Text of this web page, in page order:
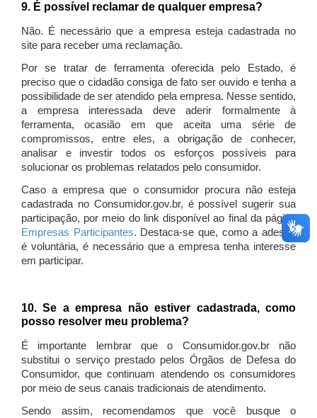
9. É possível reclamar de qualquer empresa?
Não. É necessário que a empresa esteja cadastrada no
site para receber uma reclamação.
Por se tratar de ferramenta oferecida pelo Estado, é
preciso que o cidadão consiga de fato ser ouvido e tenha a
possibilidade de ser atendido pela empresa. Nesse sentido,
a empresa interessada deve aderir formalmente à
ferramenta, ocasião em que aceita uma série de
compromissos, entre eles, a obrigação de conhecer,
analisar e investir todos os esforços possíveis para
solucionar os problemas relatados pelo consumidor.
Caso a empresa que o consumidor procura não esteja
cadastrada no Consumidor.gov.br, é possível sugerir sua
participação, por meio do link disponível ao final da página
Empresas Participantes. Destaca-se que, como a adesão
é voluntária, é necessário que a empresa tenha interesse
em participar.
10. Se a empresa não estiver cadastrada, como
posso resolver meu problema?
É importante lembrar que o Consumidor.gov.br não
substitui o serviço prestado pelos Órgãos de Defesa do
Consumidor, que continuam atendendo os consumidores
por meio de seus canais tradicionais de atendimento.
Sendo assim, recomendamos que você busque o